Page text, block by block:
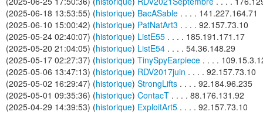
(2025-06-18 13:53:55) (historique) BacASable . . . . 141.227.164.71
(2025-06-10 15:00:42) (historique) PatNatArt3 . . . . 92.157.73.10
(2025-05-24 02:40:07) (historique) ListE55 . . . . 185.191.171.17
(2025-05-20 21:04:05) (historique) ListE54 . . . . 54.36.148.29
(2025-05-17 02:27:37) (historique) TinySpyEarpiece . . . .
(2025-05-06 13:47:13) (historique) RDV2017juin . . . . 92.157.73.10
(2025-05-02 16:29:47) (historique) StrongLifts . . . . 92.184.96.235
(2025-05-01 09:35:36) (historique) ContacT . . . . 88.176.131.92
(2025-04-29 14:39:53) (historique) ExploitArt5 . . . . 92.157.73.10